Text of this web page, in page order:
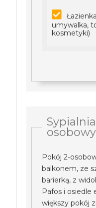
umywalka,
kosmetyki)
Pokój 2-
balkonem, ze
barierką, z
Pafos i osiedle
większy pokój